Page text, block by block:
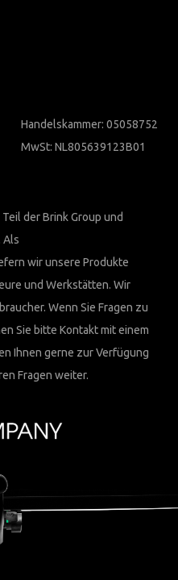
Handelskammer: 05058752
MwSt: NL805639123B01
der Brink Group und
Als
wir unsere Produkte
und Werkstätten. Wir
Wenn Sie Fragen zu
Sie bitte Kontakt mit einem
Ihnen gerne zur Verfügung
Fragen weiter.